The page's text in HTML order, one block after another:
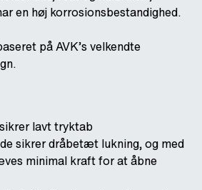
en høj korrosionsbestandighed.
på AVK’s velkendte
lavt tryktab
sikrer dråbetæt lukning, og med
minimal kraft for at åbne